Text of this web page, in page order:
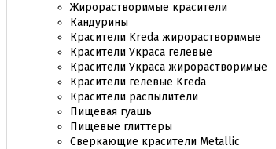
Жирорастворимые красители
Кандурины
Красители Kreda жирорастворимые
Красители Украса гелевые
Красители Украса жирорастворимые
Красители гелевые Kreda
Красители распылители
Пищевая гуашь
Пищевые глиттеры
Сверкающие красители Metallic